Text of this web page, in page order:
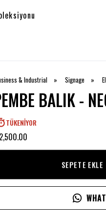
& Industrial » Signage »
BALIK -
TÜKENIYOR
SEPETE EKLE